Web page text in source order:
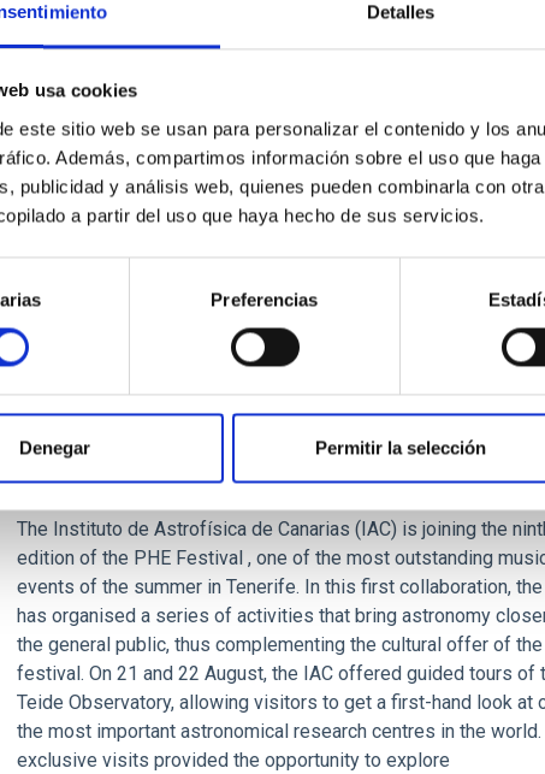
Detalles
usa cookies
este sitio web se usan para personalizar el contenido y los
Además, compartimos información sobre el uso que
publicidad y análisis web, quienes pueden combinarla con
a partir del uso que haya hecho de sus servicios.
Preferencias
Denegar Permitir la selección
main goal of the project is to bring Astronomy and, in particular,
practice of
Alfredo Rafael
In progress
PHOTOMONTAGE
The IAC brings astronomy to the PHE
The Instituto de Astrofísica de Canarias (IAC) is joining the
edition of the PHE Festival , one of the most outstanding
events of the summer in Tenerife. In this first collaboration, the
has organised a series of activities that bring astronomy
the general public, thus complementing the cultural offer of the
festival. On 21 and 22 August, the IAC offered guided tours of
Teide Observatory, allowing visitors to get a first-hand look at
the most important astronomical research centres in the world.
exclusive visits provided the opportunity to explore